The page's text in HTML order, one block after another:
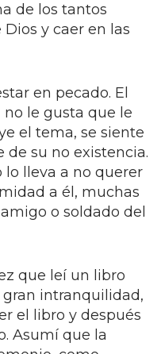
de los tantos
y caer en las
en pecado. El
le gusta que le
el tema, se siente
de su no existencia.
lo lleva a no querer
a él, muchas
o soldado del
que leí un libro
intranquilidad,
el libro y después
Asumí que la